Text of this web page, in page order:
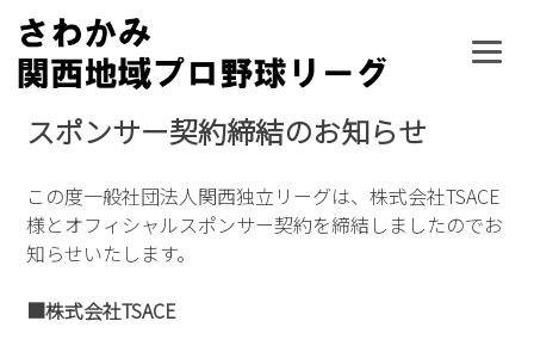
Skip
content
スポンサー契約締結のお知らせ
この度一般社団法人関西独立リーグは、株式会社TSACE
様とオフィシャルスポンサー契約を締結しましたのでお
知らせいたします。
■株式会社TSACE